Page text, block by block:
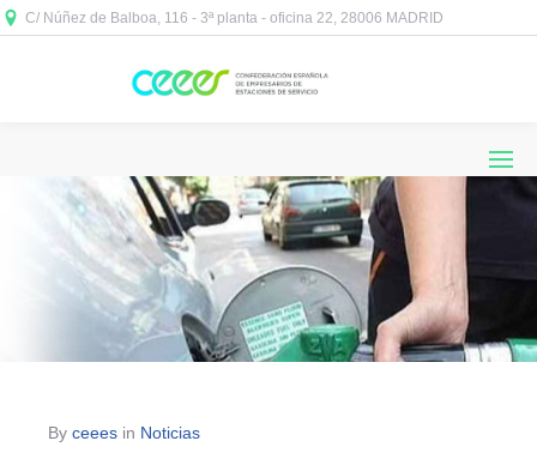
C/ Núñez de Balboa, 116 - 3ª planta - oficina 22, 28006 MADRID
By ceees in Noticias